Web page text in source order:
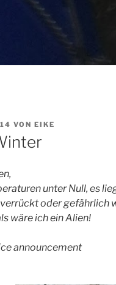
VON EIKE
unter Null, es
oder gefährlich
wäre ich ein Alien!
announcement